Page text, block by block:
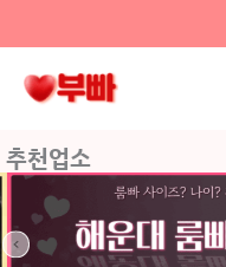
건너뛰기
추천업소